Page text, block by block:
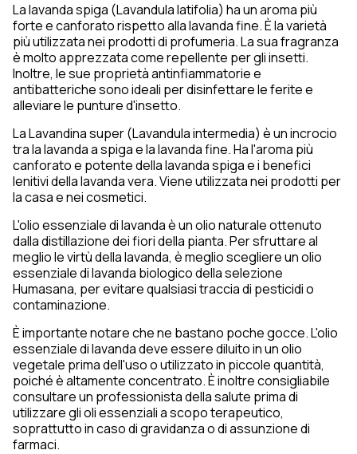
La lavanda spiga (Lavandula latifolia) ha un aroma più
forte e canforato rispetto alla lavanda fine. È la varietà
più utilizzata nei prodotti di profumeria. La sua fragranza
è molto apprezzata come repellente per gli insetti.
Inoltre, le sue proprietà antinfiammatorie e
antibatteriche sono ideali per disinfettare le ferite e
alleviare le punture d'insetto.
La Lavandina super (Lavandula intermedia) è un incrocio
tra la lavanda a spiga e la lavanda fine. Ha l'aroma più
canforato e potente della lavanda spiga e i benefici
lenitivi della lavanda vera. Viene utilizzata nei prodotti per
la casa e nei cosmetici.
L'olio essenziale di lavanda è un olio naturale ottenuto
dalla distillazione dei fiori della pianta. Per sfruttare al
meglio le virtù della lavanda, è meglio scegliere un olio
essenziale di lavanda biologico della selezione
Humasana, per evitare qualsiasi traccia di pesticidi o
contaminazione.
È importante notare che ne bastano poche gocce. L'olio
essenziale di lavanda deve essere diluito in un olio
vegetale prima dell'uso o utilizzato in piccole quantità,
poiché è altamente concentrato. È inoltre consigliabile
consultare un professionista della salute prima di
utilizzare gli oli essenziali a scopo terapeutico,
soprattutto in caso di gravidanza o di assunzione di
farmaci.